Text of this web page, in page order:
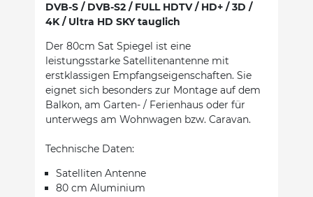
DVB-S / DVB-S2 / FULL HDTV / HD+ / 3D /
4K / Ultra HD SKY tauglich
Der 80cm Sat Spiegel ist eine
leistungsstarke Satellitenantenne mit
erstklassigen Empfangseigenschaften. Sie
eignet sich besonders zur Montage auf dem
Balkon, am Garten- / Ferienhaus oder für
unterwegs am Wohnwagen bzw. Caravan.
Technische Daten:
Satelliten Antenne
80 cm Aluminium